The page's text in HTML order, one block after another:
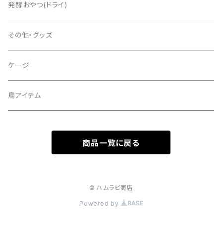
発酵おやつ(ドライ)
その他・グッズ
ケージ
鳥アイテム
商品一覧に戻る
© ハムラビ商店
Powered by